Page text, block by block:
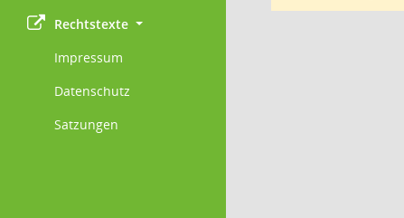
Rechtstexte
Impressum
Datenschutz
Satzungen